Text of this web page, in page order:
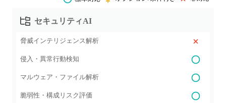
セキュリティAI
脅威インテリジェンス解析
侵入・異常行動検知
マルウェア・ファイル解析
脆弱性・構成リスク評価